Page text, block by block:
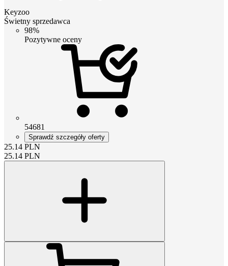
Keyzoo
Świetny sprzedawca
98%
Pozytywne oceny
54681
Sprawdź szczegóły oferty
25.14 PLN
25.14 PLN